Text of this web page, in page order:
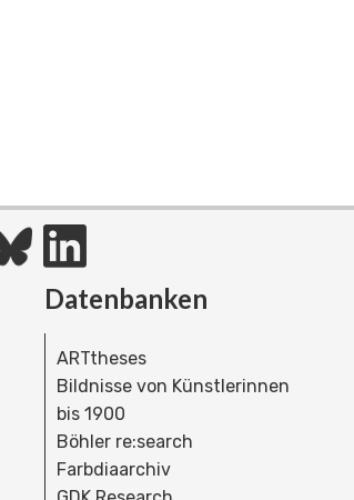
Datenbanken
ARTtheses
Bildnisse von Künstlerinnen
bis 1900
Böhler re:search
Farbdiaarchiv